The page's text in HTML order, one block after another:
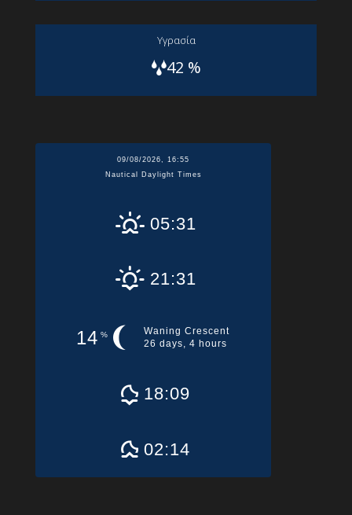
Yγρασία
42 %
09/08/2026, 16:55
Nautical Daylight Times
05:31
21:31
14 %
Waning Crescent
26 days, 4 hours
18:09
02:14